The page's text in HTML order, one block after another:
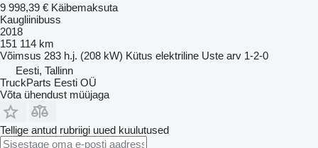
9 998,39 € Käibemaksuta
Kaugliinibuss
2018
151 114 km
Võimsus 283 h.j. (208 kW) Kütus elektriline Uste arv 1-2-0
Eesti, Tallinn
TruckParts Eesti OÜ
Võta ühendust müüjaga
Tellige antud rubriigi uued kuulutused